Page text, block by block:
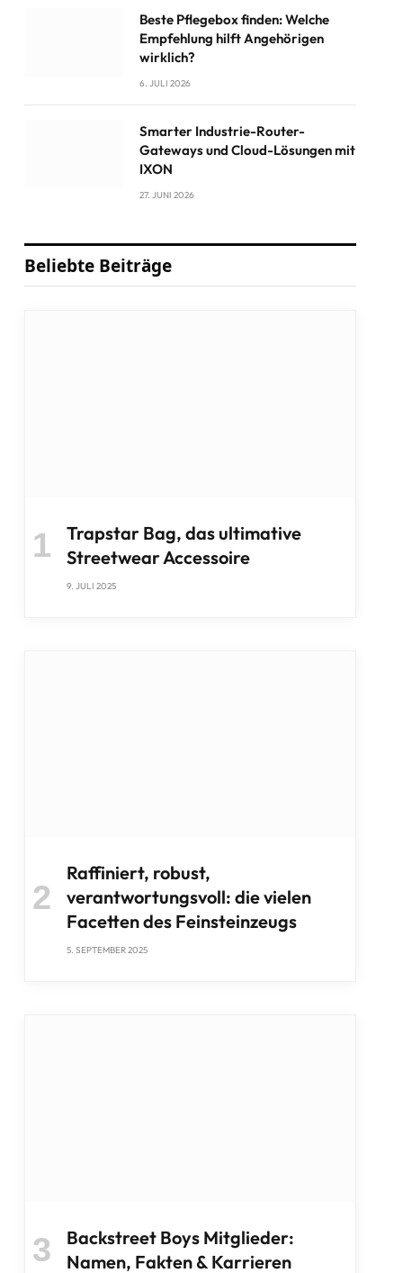
Beste Pflegebox finden: Welche
Empfehlung hilft Angehörigen
wirklich?
6. JULI 2026
Smarter Industrie-Router-
Gateways und Cloud-Lösungen mit
IXON
27. JUNI 2026
Beliebte Beiträge
Trapstar Bag, das ultimative
Streetwear Accessoire
9. JULI 2025
Raffiniert, robust,
verantwortungsvoll: die vielen
Facetten des Feinsteinzeugs
5. SEPTEMBER 2025
Backstreet Boys Mitglieder:
Namen, Fakten & Karrieren